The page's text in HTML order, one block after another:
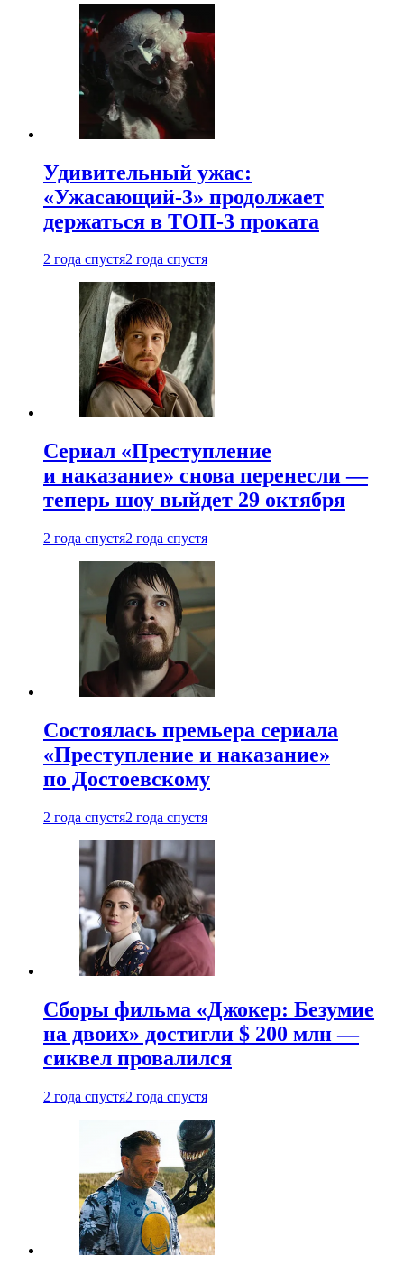
Удивительный ужас:
«Ужасающий-3» продолжает
держаться в ТОП-3 проката
2 года спустя2 года спустя
Сериал «Преступление
и наказание» снова перенесли —
теперь шоу выйдет 29 октября
2 года спустя2 года спустя
Состоялась премьера сериала
«Преступление и наказание»
по Достоевскому
2 года спустя2 года спустя
Сборы фильма «Джокер: Безумие
на двоих» достигли $ 200 млн —
сиквел провалился
2 года спустя2 года спустя